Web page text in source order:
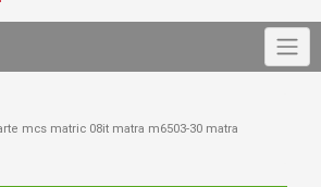
mcs matric 08it matra m6503-30 matra